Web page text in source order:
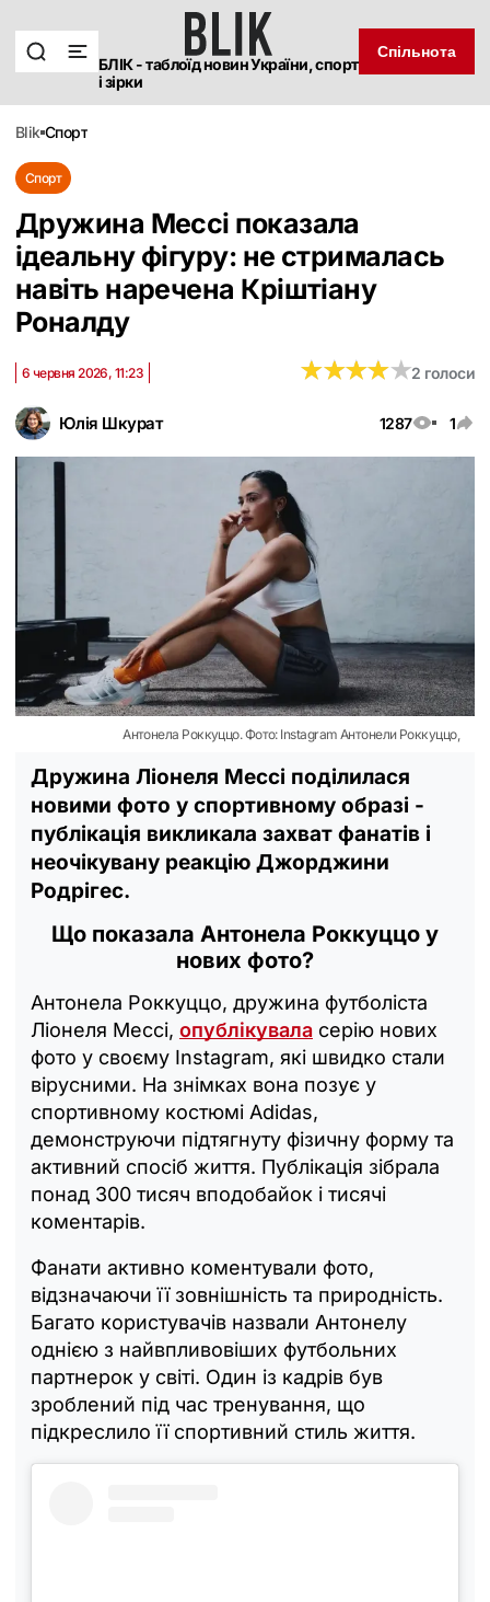
БЛІК - таблоїд новин України, спорт
і зірки
Спільнота
blik спорт
Спорт
Дружина Мессі показала
ідеальну фігуру: не стрималась
навіть наречена Кріштіану
Роналду
Юлія Шкурат 1287 1
6 червня 2026, 11:23 ★★★★★
★★★★★2 голоси
Антонела Роккуццо. Фото: Instagram Антонели Роккуццо,
Дружина Ліонеля Мессі поділилася
новими фото у спортивному образі -
публікація викликала захват фанатів і
неочікувану реакцію Джорджини
Родрігес.
Що показала Антонела Роккуццо у
нових фото?
Антонела Роккуццо, дружина футболіста
Ліонеля Мессі, опублікувала серію нових
фото у своєму Instagram, які швидко стали
вірусними. На знімках вона позує у
спортивному костюмі Adidas,
демонструючи підтягнуту фізичну форму та
активний спосіб життя. Публікація зібрала
понад 300 тисяч вподобайок і тисячі
коментарів.
Фанати активно коментували фото,
відзначаючи її зовнішність та природність.
Багато користувачів назвали Антонелу
однією з найвпливовіших футбольних
партнерок у світі. Один із кадрів був
зроблений під час тренування, що
підкреслило її спортивний стиль життя.